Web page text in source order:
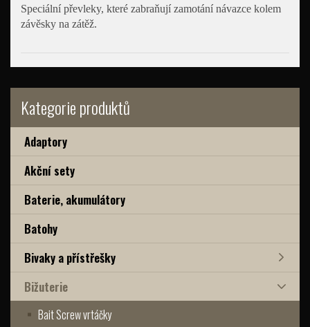
Kategorie produktů
Adaptory
Akční sety
Baterie, akumulátory
Batohy
Bivaky a přístřešky
Bižuterie
Bait Screw vrtáčky
Speciální převleky, které zabraňují zamotání návazce kolem
závěsky na zátěž.